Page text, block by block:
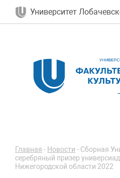
Университет
Главная - Новости - Сборная
серебряный призер
Нижегородской области 2022